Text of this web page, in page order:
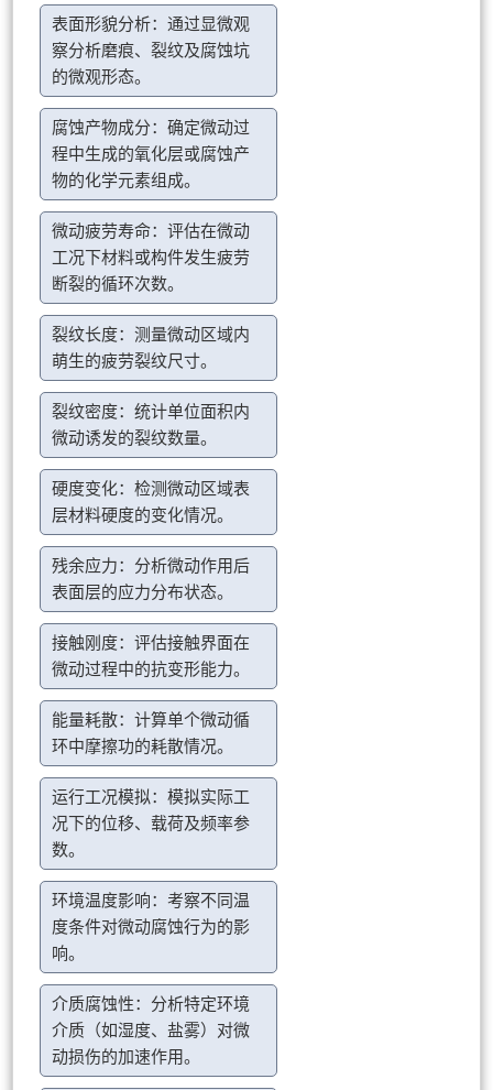
表面形貌分析：通过显微观
察分析磨痕、裂纹及腐蚀坑
的微观形态。
腐蚀产物成分：确定微动过
程中生成的氧化层或腐蚀产
物的化学元素组成。
微动疲劳寿命：评估在微动
工况下材料或构件发生疲劳
断裂的循环次数。
裂纹长度：测量微动区域内
萌生的疲劳裂纹尺寸。
裂纹密度：统计单位面积内
微动诱发的裂纹数量。
硬度变化：检测微动区域表
层材料硬度的变化情况。
残余应力：分析微动作用后
表面层的应力分布状态。
接触刚度：评估接触界面在
微动过程中的抗变形能力。
能量耗散：计算单个微动循
环中摩擦功的耗散情况。
运行工况模拟：模拟实际工
况下的位移、载荷及频率参
数。
环境温度影响：考察不同温
度条件对微动腐蚀行为的影
响。
介质腐蚀性：分析特定环境
介质（如湿度、盐雾）对微
动损伤的加速作用。